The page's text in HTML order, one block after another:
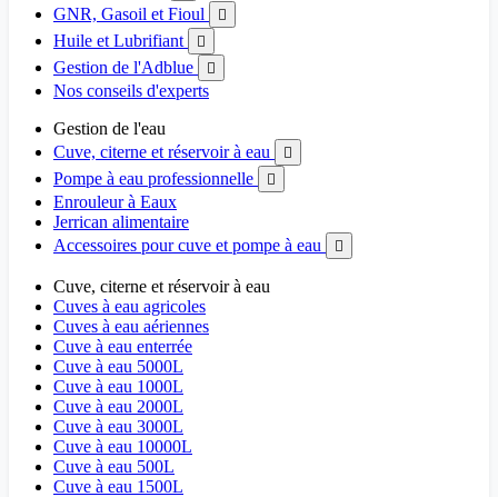
GNR, Gasoil et Fioul 
Huile et Lubrifiant 
Gestion de l'Adblue 
Nos conseils d'experts
Gestion de l'eau
Cuve, citerne et réservoir à eau

Pompe à eau professionnelle 
Enrouleur à Eaux
Jerrican alimentaire
Accessoires pour cuve et pompe à eau

Cuve, citerne et réservoir à eau
Cuves à eau agricoles
Cuves à eau aériennes
Cuve à eau enterrée
Cuve à eau 5000L
Cuve à eau 1000L
Cuve à eau 2000L
Cuve à eau 3000L
Cuve à eau 10000L
Cuve à eau 500L
Cuve à eau 1500L